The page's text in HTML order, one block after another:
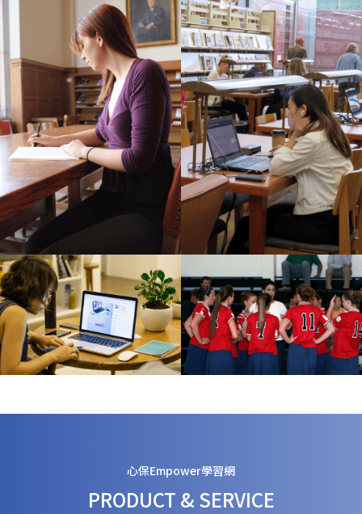
心保Empower學習網
PRODUCT & SERVICE